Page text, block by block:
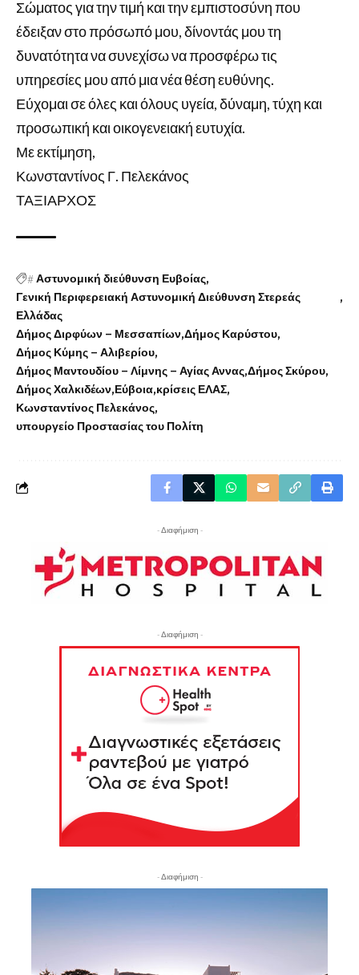
Σώματος για την τιμή και την εμπιστοσύνη που
έδειξαν στο πρόσωπό μου, δίνοντάς μου τη
δυνατότητα να συνεχίσω να προσφέρω τις
υπηρεσίες μου από μια νέα θέση ευθύνης.
Εύχομαι σε όλες και όλους υγεία, δύναμη, τύχη και
προσωπική και οικογενειακή ευτυχία.
Με εκτίμηση,
Κωνσταντίνος Γ. Πελεκάνος
ΤΑΞΙΑΡΧΟΣ
#Αστυνομική διεύθυνση Ευβοίας
Γενική Περιφερειακή Αστυνομική Διεύθυνση Στερεάς
Ελλάδας
Δήμος Διρφύων – Μεσσαπίων Δήμος Καρύστου
Δήμος Κύμης – Αλιβερίου
Δήμος Μαντουδίου – Λίμνης – Αγίας Αννας Δήμος Σκύρου
Δήμος Χαλκιδέων Εύβοια κρίσεις ΕΛΑΣ
Κωνσταντίνος Πελεκάνος
υπουργείο Προστασίας του Πολίτη
- Διαφήμιση -
- Διαφήμιση -
- Διαφήμιση -